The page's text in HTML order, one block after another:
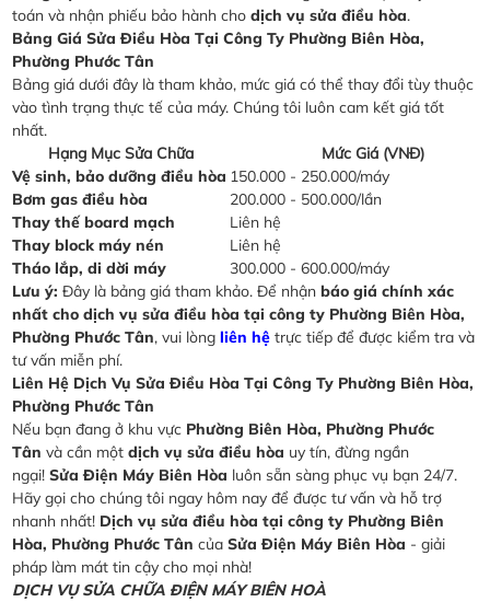
toán và nhận phiếu bảo hành chodịch vụ sửa điều hòa.
Bảng Giá Sửa Điều Hòa Tại Công Ty Phường Biên Hòa,
Phường Phước Tân
Bảng giá dưới đây là tham khảo, mức giá có thể thay đổi tùy thuộc
vào tình trạng thực tế của máy. Chúng tôi luôn cam kết giá tốt
nhất.
Hạng Mục Sửa Chữa
Mức Giá (VNĐ)
Vệ sinh, bảo dưỡng điều hòa 150.000 - 250.000/máy
Bơm gas điều hòa
200.000 - 500.000/lần
Thay thế board mạch
Liên hệ
Thay block máy nén
Liên hệ
Tháo lắp, di dời máy
300.000 - 600.000/máy
Lưu ý: Đây là bảng giá tham khảo. Để nhận báo giá chính xác
nhất cho dịch vụ sửa điều hòa tại công ty Phường Biên Hòa,
Phường Phước Tân, vui lòng liên hệ trực tiếp để được kiểm tra và
tư vấn miễn phí.
Liên Hệ Dịch Vụ Sửa Điều Hòa Tại Công Ty Phường Biên Hòa,
Phường Phước Tân
Nếu bạn đang ở khu vực Phường Biên Hòa, Phường Phước
Tân và cần mộtdịch vụ sửa điều hòa uy tín, đừng ngần
ngại!Sửa Điện Máy Biên Hòa luôn sẵn sàng phục vụ bạn 24/7.
Hãy gọi cho chúng tôi ngay hôm nay để được tư vấn và hỗ trợ
nhanh nhất! Dịch vụ sửa điều hòa tại công ty Phường Biên
Hòa, Phường Phước Tân củaSửa Điện Máy Biên Hòa - giải
pháp làm mát tin cậy cho mọi nhà!
DỊCH VỤ SỬA CHỮA ĐIỆN MÁY BIÊN HOÀ